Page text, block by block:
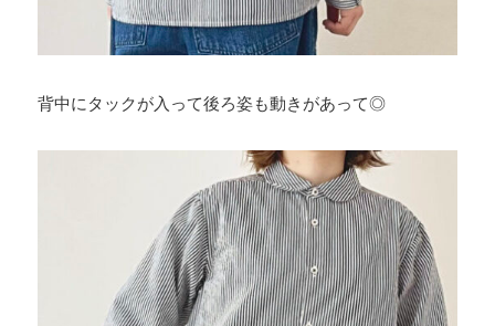
背中にタックが入って後ろ姿も動きがあって◎